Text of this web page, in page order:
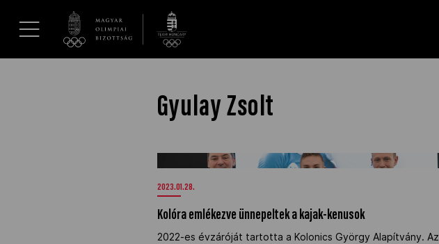
Hírek
Dakar 2026
Los Angeles 2028
Gyulay Zsolt
Kolóra emlékezve ünnepeltek a kajak-kenusok" />
2023.01.28.
Kolóra emlékezve ünnepeltek a kajak-kenusok
2022-es évzáróját tartotta a Kolonics György Alapítvány. Az